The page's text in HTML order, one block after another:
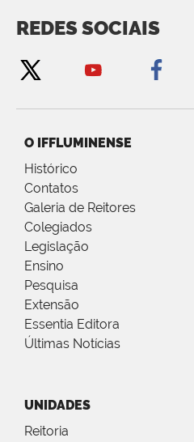
REDES SOCIAIS
O IFFLUMINENSE
Histórico
Contatos
Galeria de Reitores
Colegiados
Legislação
Ensino
Pesquisa
Extensão
Essentia Editora
Últimas Notícias
UNIDADES
Reitoria